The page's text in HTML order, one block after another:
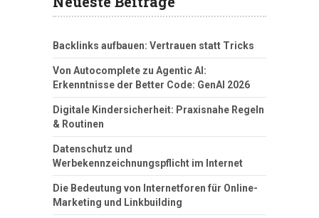
Backlinks aufbauen: Vertrauen statt Tricks
Von Autocomplete zu Agentic AI:
Erkenntnisse der Better Code: GenAI 2026
Digitale Kindersicherheit: Praxisnahe Regeln
& Routinen
Datenschutz und
Werbekennzeichnungspflicht im Internet
Die Bedeutung von Internetforen für Online-
Marketing und Linkbuilding